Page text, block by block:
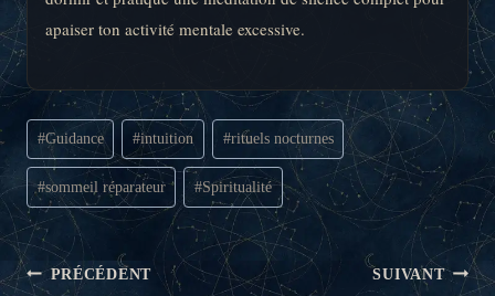
apaiser ton activité mentale excessive.
Étiquettes
de
la
publication :
#Guidance #intuition #rituels nocturnes
#sommeil réparateur #Spiritualité
NAVIGATION
PRÉCÉDENT SUIVANT